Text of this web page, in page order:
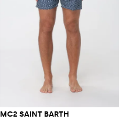
MC2 SAINT BARTH